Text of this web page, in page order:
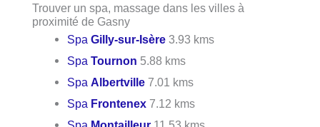
Trouver un spa, massage dans les villes à
proximité de Gasny
SpaGilly-sur-Isère 3.93 kms
SpaTournon 5.88 kms
SpaAlbertville 7.01 kms
Spa Frontenex 7.12 kms